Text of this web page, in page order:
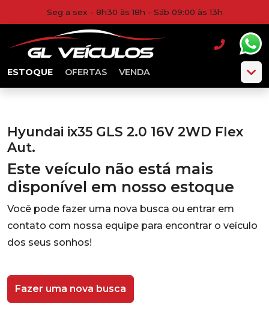
Seg a sex - 8h30 às 18h - Sáb 09:00 às 13h
ESTOQUE OFERTAS VENDA
Hyundai ix35 GLS 2.0 16V 2WD Flex
Aut.
Este veículo não está mais
disponível em nosso estoque
Você pode fazer uma nova busca ou entrar em
contato com nossa equipe para encontrar o veículo
dos seus sonhos!
Fazer uma nova busca